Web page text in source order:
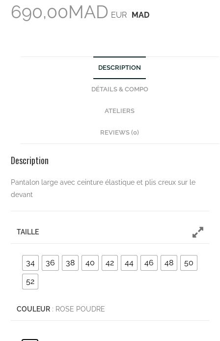
690,00MAD EUR MAD
DESCRIPTION
DÉTAILS & COMPO
ATELIERS
REVIEWS (0)
Description
Pantalon large avec ceinture élastique et plis creux sur le
devant
TAILLE
34 36 38 40 42 44 46 48
50
52
COULEUR : ROSE POUDRE